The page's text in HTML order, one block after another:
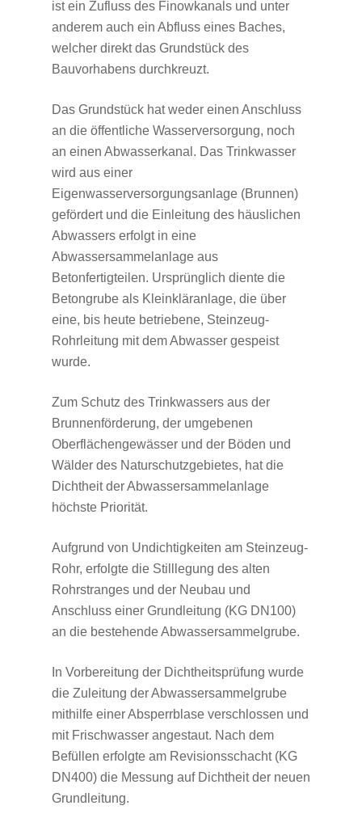
ist ein Zufluss des Finowkanals und unter
anderem auch ein Abfluss eines Baches,
welcher direkt das Grundstück des
Bauvorhabens durchkreuzt.
Das Grundstück hat weder einen Anschluss
an die öffentliche Wasserversorgung, noch
an einen Abwasserkanal. Das Trinkwasser
wird aus einer
Eigenwasserversorgungsanlage (Brunnen)
gefördert und die Einleitung des häuslichen
Abwassers erfolgt in eine
Abwassersammelanlage aus
Betonfertigteilen. Ursprünglich diente die
Betongrube als Kleinkläranlage, die über
eine, bis heute betriebene, Steinzeug-
Rohrleitung mit dem Abwasser gespeist
wurde.
Zum Schutz des Trinkwassers aus der
Brunnenförderung, der umgebenen
Oberflächengewässer und der Böden und
Wälder des Naturschutzgebietes, hat die
Dichtheit der Abwassersammelanlage
höchste Priorität.
Aufgrund von Undichtigkeiten am Steinzeug-
Rohr, erfolgte die Stilllegung des alten
Rohrstranges und der Neubau und
Anschluss einer Grundleitung (KG DN100)
an die bestehende Abwassersammelgrube.
In Vorbereitung der Dichtheitsprüfung wurde
die Zuleitung der Abwassersammelgrube
mithilfe einer Absperrblase verschlossen und
mit Frischwasser angestaut. Nach dem
Befüllen erfolgte am Revisionsschacht (KG
DN400) die Messung auf Dichtheit der neuen
Grundleitung.